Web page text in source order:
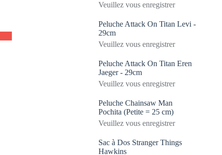
Veuillez vous enregistrer
Peluche Attack On Titan Levi -
29cm
Veuillez vous enregistrer
Peluche Attack On Titan Eren
Jaeger - 29cm
Veuillez vous enregistrer
Peluche Chainsaw Man
Pochita (Petite = 25 cm)
Veuillez vous enregistrer
Sac à Dos Stranger Things
Hawkins